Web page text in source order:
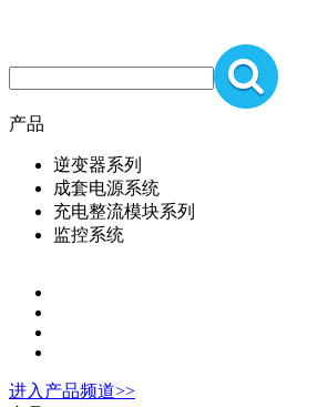
产品
逆变器系列
成套电源系统
充电整流模块系列
监控系统
进入 产品频道>>